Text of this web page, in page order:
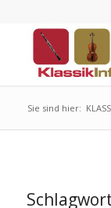
Sie sind hier: